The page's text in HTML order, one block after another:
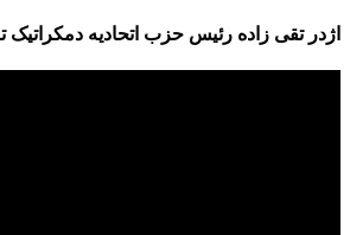
اژدر تقی زاده رئیس حزب اتحادیه دمکراتیک